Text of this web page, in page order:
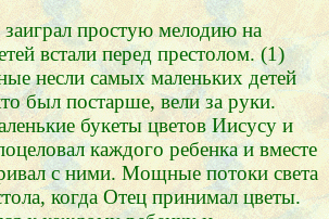
заиграл простую мелодию на
встали перед престолом. (1)
несли самых маленьких детей
был постарше, вели за руки.
букеты цветов Иисусу и
каждого ребенка и вместе
с ними. Мощные потоки света
когда Отец принимал цветы.